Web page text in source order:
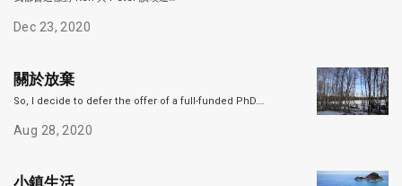
Dec 23, 2020
關於放棄
So, I decide to defer the offer of a full-funded PhD….
Aug 28, 2020
小鎮生活